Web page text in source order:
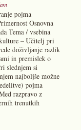
pojma
Osnovna
Tema / vsebina
– Učitelj pri
doživljanje razlik
in premislek o
slednjem si
najboljše možne
pojma
razpravo z
trenutkih